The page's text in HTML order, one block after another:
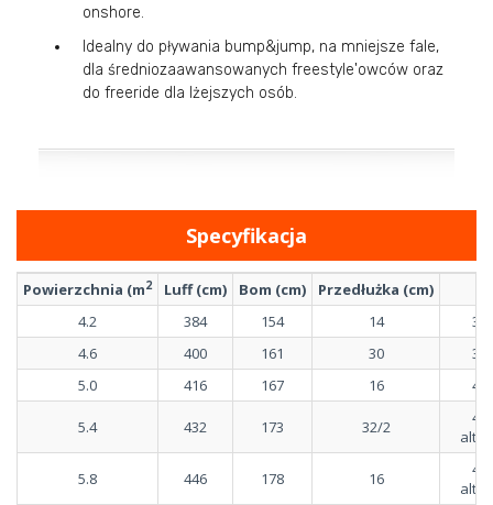
onshore.
Idealny do pływania bump&jump, na mniejsze fale,
dla średniozaawansowanych freestyle'owców oraz
do freeride dla lżejszych osób.
Specyfikacja
Powierzchnia (m2 Luff (cm) Bom (cm) Przedłużka (cm)
4.2
384 154 14
4.6
400 161 30
5.0
416 167 16
5.4 432 173 32/2
alt.
5.8 446 178 16
alt.